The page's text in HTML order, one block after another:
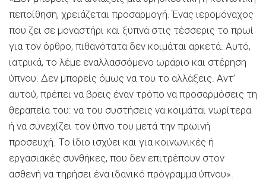
πεποίθηση, χρειάζεται προσαρμογή. Ένας ιερομόναχος
που ζει σε μοναστήρι και ξυπνά στις τέσσερις το πρωί
για τον όρθρο, πιθανότατα δεν κοιμάται αρκετά. Αυτό,
ιατρικά, το λέμε εναλλασσόμενο ωράριο και στέρηση
ύπνου. Δεν μπορείς όμως να του το αλλάξεις. Αντ’
αυτού, πρέπει να βρεις έναν τρόπο να προσαρμόσεις τη
θεραπεία του: να του συστήσεις να κοιμάται νωρίτερα
ή να συνεχίζει τον ύπνο του μετά την πρωινή
προσευχή. Το ίδιο ισχύει και για κοινωνικές ή
εργασιακές συνθήκες, που δεν επιτρέπουν στον
ασθενή να τηρήσει ένα ιδανικό πρόγραμμα ύπνου».